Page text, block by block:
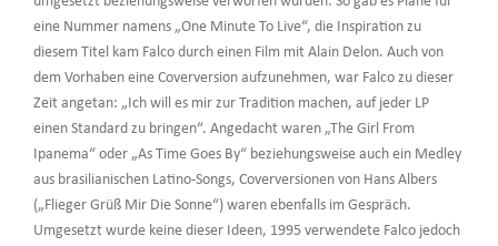
eine Nummer namens „One Minute To Live“, die Inspiration zu
diesem Titel kam Falco durch einen Film mit Alain Delon. Auch von
dem Vorhaben eine Coverversion aufzunehmen, war Falco zu dieser
Zeit angetan: „Ich will es mir zur Tradition machen, auf jeder LP
einen Standard zu bringen“. Angedacht waren „The Girl From
Ipanema“ oder „As Time Goes By“ beziehungsweise auch ein Medley
aus brasilianischen Latino-Songs, Coverversionen von Hans Albers
(„Flieger Grüß Mir Die Sonne“) waren ebenfalls im Gespräch.
Umgesetzt wurde keine dieser Ideen, 1995 verwendete Falco jedoch